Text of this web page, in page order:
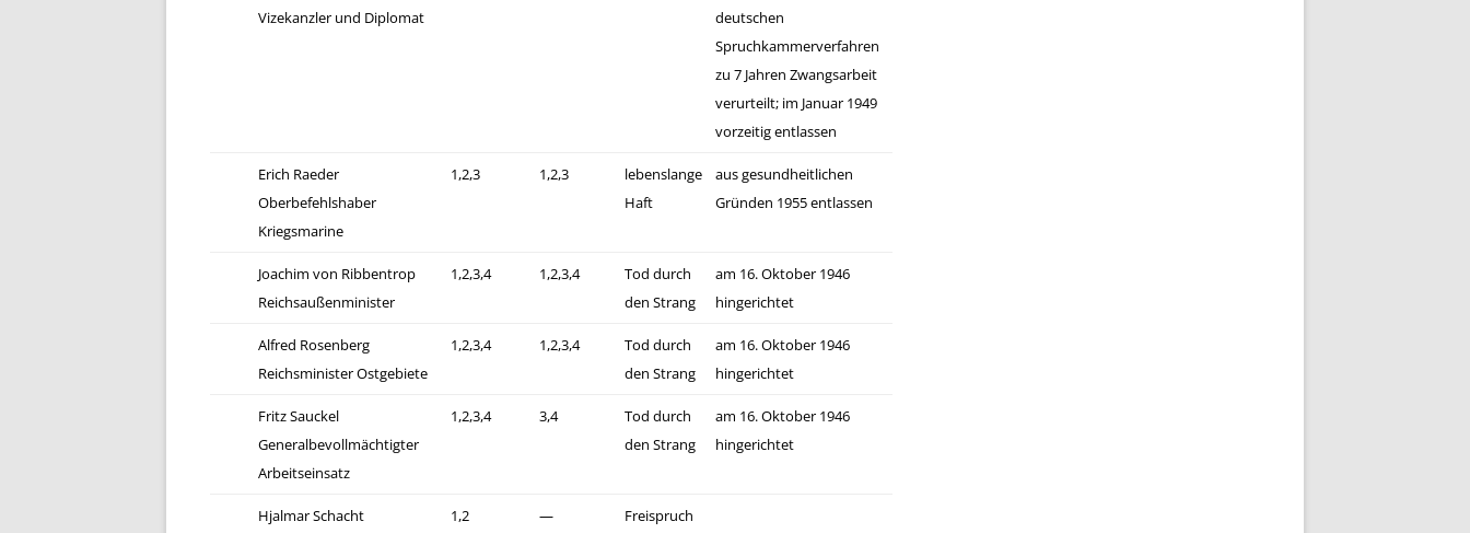
Vizekanzler und Diplomat
deutschen
Spruchkammerverfahren
zu 7 Jahren Zwangsarbeit
verurteilt; im Januar 1949
vorzeitig entlassen
Erich Raeder
Oberbefehlshaber
Kriegsmarine
1,2,3 1,2,3
lebenslange
Haft
aus gesundheitlichen
Gründen 1955 entlassen
Joachim von Ribbentrop
Reichsaußenminister
1,2,3,4 1,2,3,4
Tod durch
den Strang
am 16. Oktober 1946
hingerichtet
Alfred Rosenberg
Reichsminister Ostgebiete
1,2,3,4 1,2,3,4
Tod durch
den Strang
am 16. Oktober 1946
hingerichtet
Fritz Sauckel
Generalbevollmächtigter
Arbeitseinsatz
1,2,3,4 3,4
Tod durch
den Strang
am 16. Oktober 1946
hingerichtet
Hjalmar Schacht
1,2 — Freispruch